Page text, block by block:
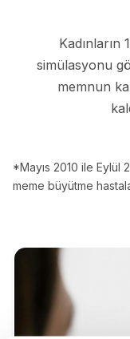
Kadınların
simülasyonu
memnun
*Mayıs 2010 ile Eylül
meme büyütme